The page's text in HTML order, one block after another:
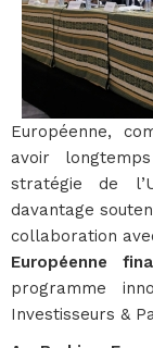
Européenne,
avoir
stratégie de
davantage
collaboration
Européenne
programme
Investisseurs &